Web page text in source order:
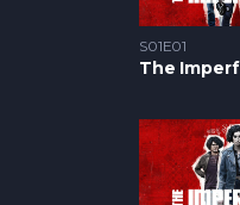
S01E01